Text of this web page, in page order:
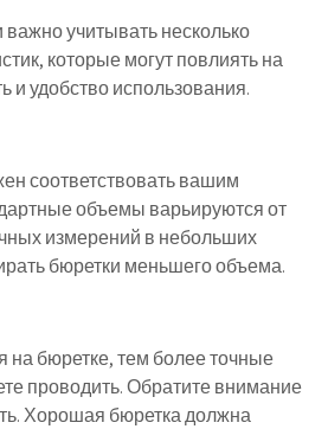
учитывать несколько
которые могут повлиять на
и удобство использования.
соответствовать вашим
объемы варьируются от
измерений в небольших
бюретки меньшего объема.
бюретке, тем более точные
проводить. Обратите внимание
Хорошая бюретка должна